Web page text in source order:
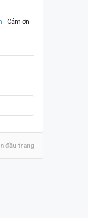
- Cảm ơn
đầu trang